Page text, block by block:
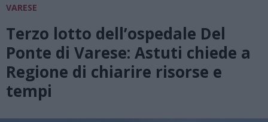
VARESE
Terzo lotto dell’ospedale Del
Ponte di Varese: Astuti chiede a
Regione di chiarire risorse e
tempi